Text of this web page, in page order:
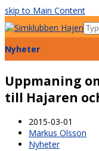
skip to Main Content
Nyheter
Uppmaning
till Hajaren
2015-03-01
Markus Olsson
Nyheter